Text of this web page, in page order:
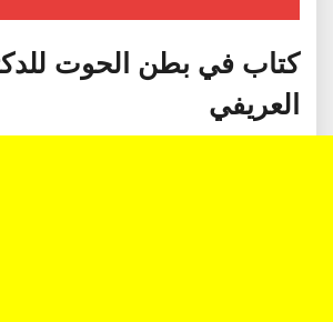
كتاب في بطن الحوت
العريفي